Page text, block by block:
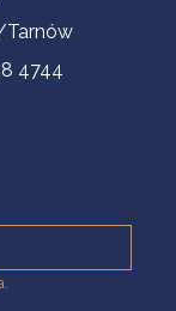
Tarnów
4744